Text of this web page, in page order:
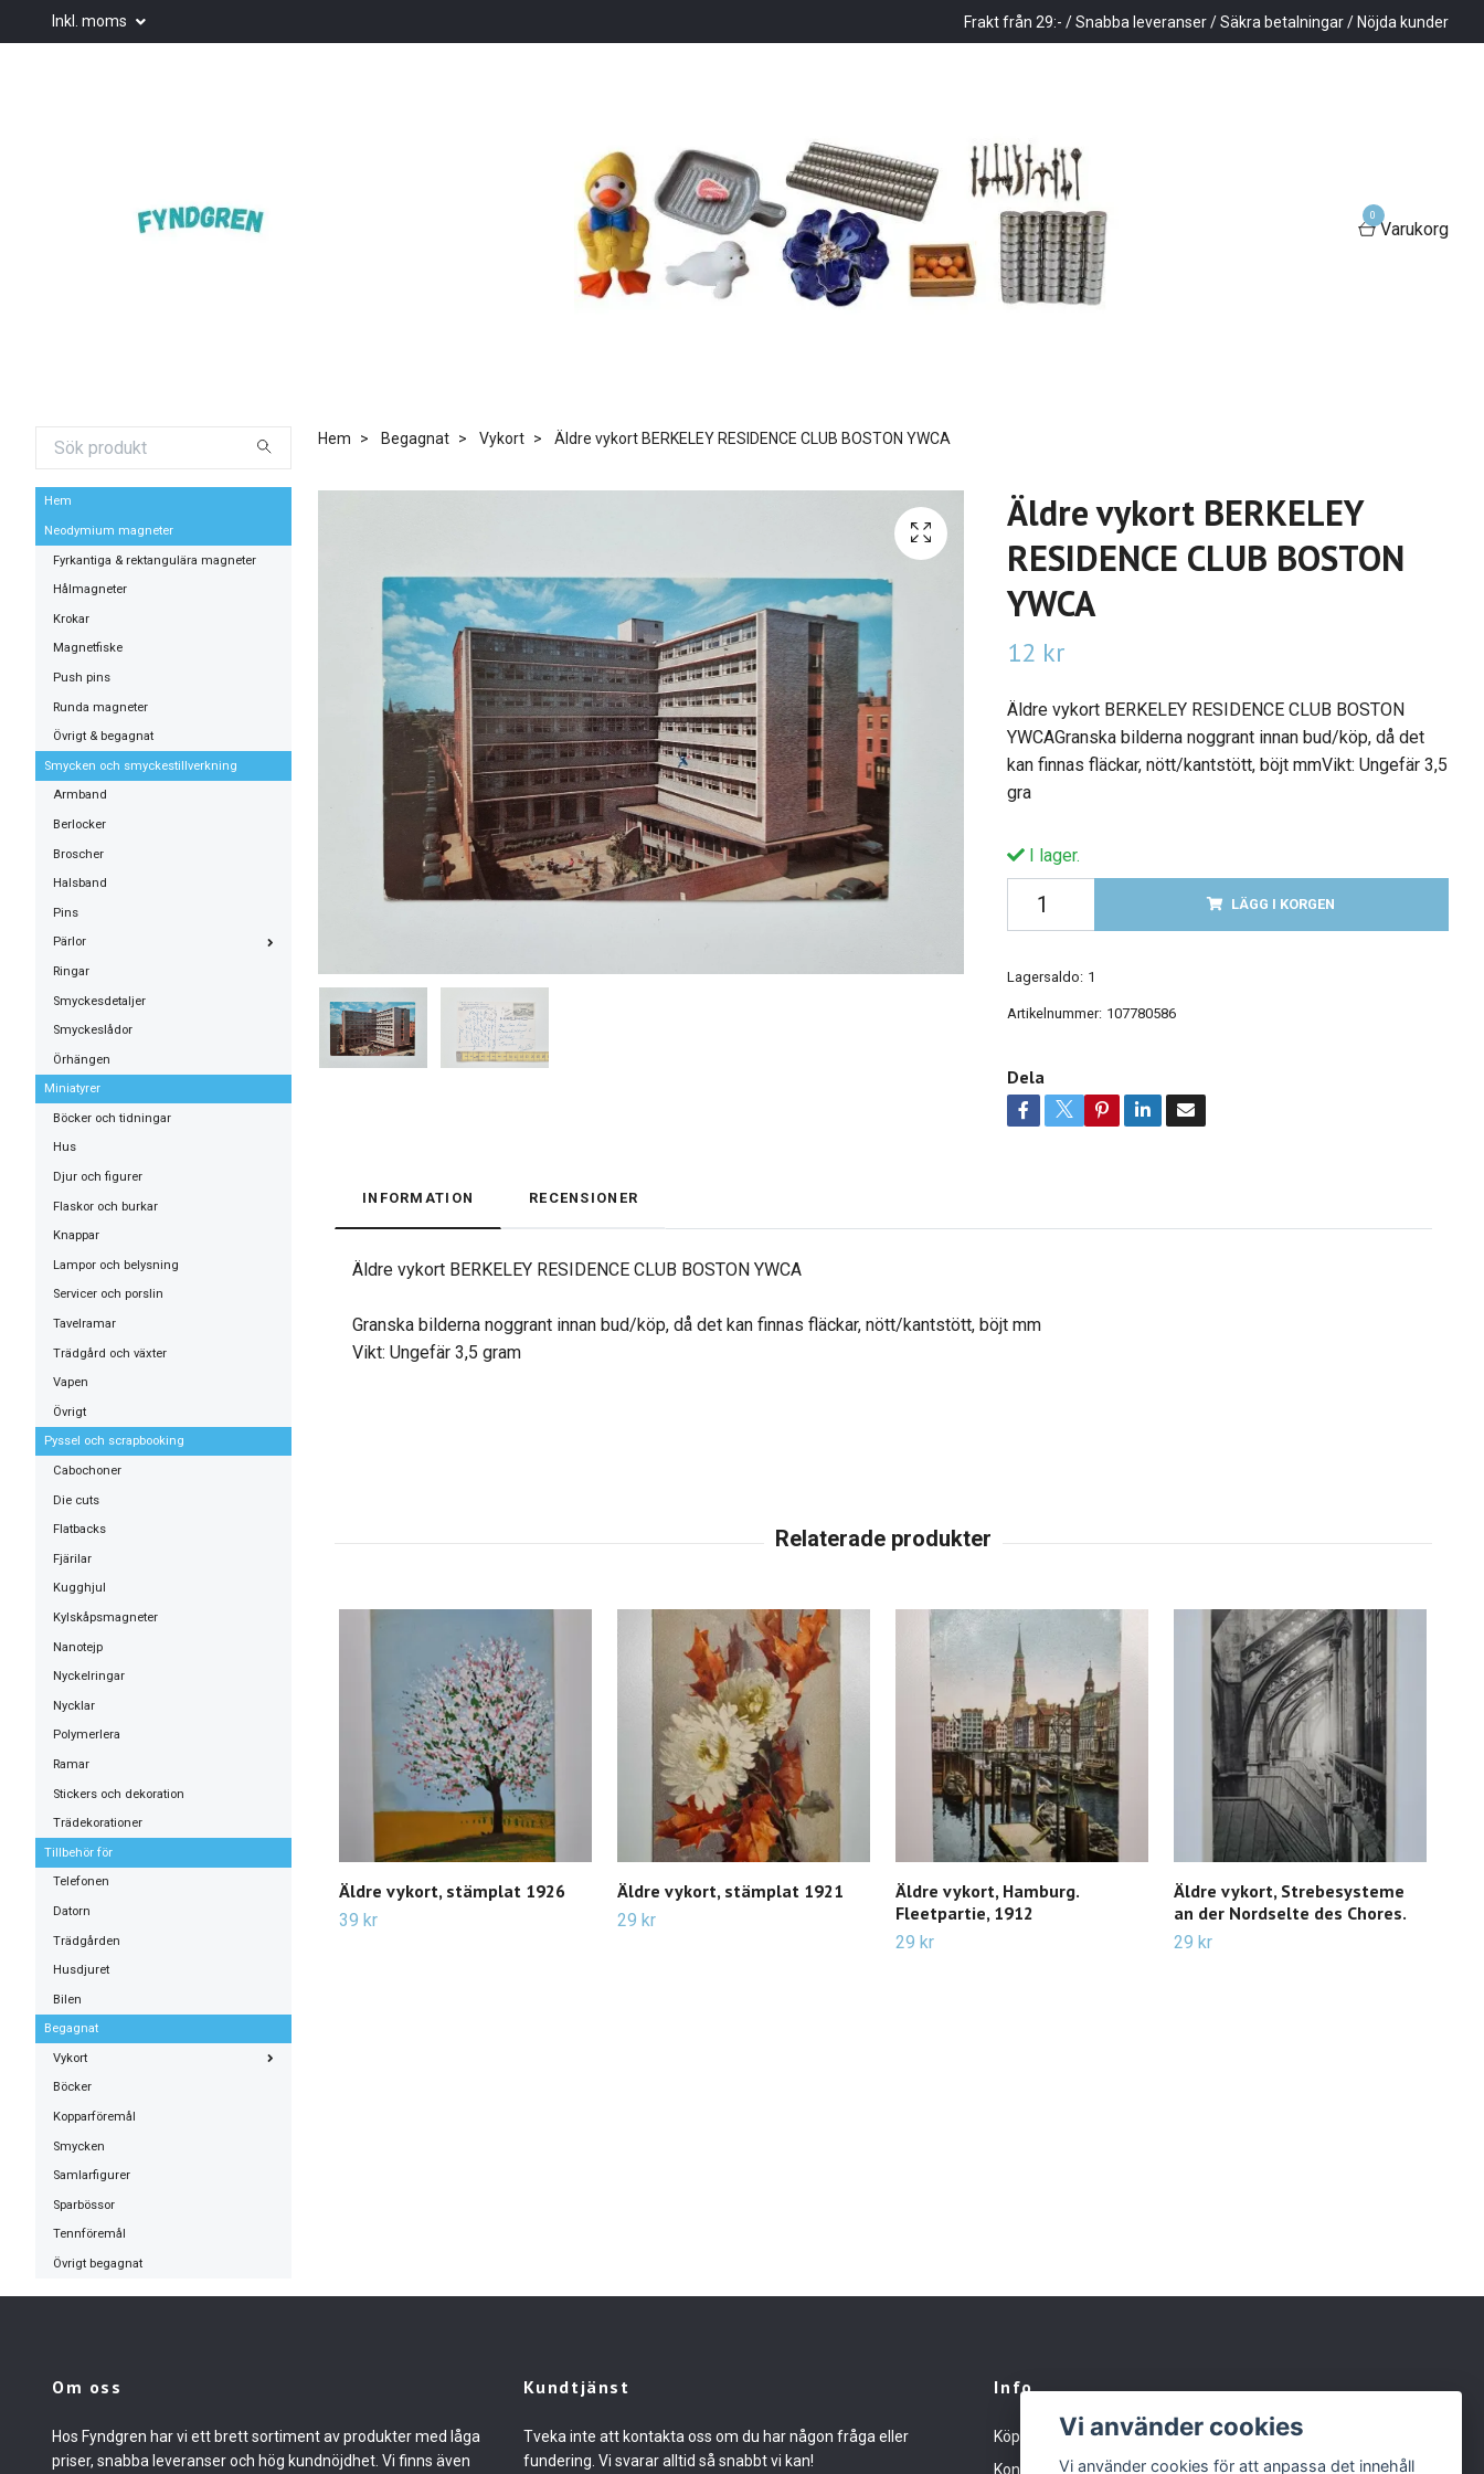
Inkl. moms Frakt från 29:- / Snabba leveranser / Säkra betalningar / Nöjda kunder
0
Varukorg
Hem
Neodymium magneter
Fyrkantiga & rektangulära magneter
Hålmagneter
Krokar
Magnetfiske
Push pins
Runda magneter
Övrigt & begagnat
Smycken och smyckestillverkning
Armband
Berlocker
Broscher
Halsband
Pins
Pärlor
Ringar
Smyckesdetaljer
Smyckeslådor
Örhängen
Miniatyrer
Böcker och tidningar
Hus
Djur och figurer
Flaskor och burkar
Knappar
Lampor och belysning
Servicer och porslin
Tavelramar
Trädgård och växter
Vapen
Övrigt
Pyssel och scrapbooking
Cabochoner
Die cuts
Flatbacks
Fjärilar
Kugghjul
Kylskåpsmagneter
Nanotejp
Nyckelringar
Nycklar
Polymerlera
Ramar
Stickers och dekoration
Trädekorationer
Tillbehör för
Telefonen
Datorn
Trädgården
Husdjuret
Bilen
Begagnat
Vykort
Böcker
Kopparföremål
Smycken
Samlarfigurer
Sparbössor
Tennföremål
Övrigt begagnat
Hem Begagnat Vykort Äldre vykort BERKELEY RESIDENCE CLUB BOSTON YWCA
Äldre vykort BERKELEY
RESIDENCE CLUB BOSTON
YWCA
12 kr
Äldre vykort BERKELEY RESIDENCE CLUB BOSTON
YWCAGranska bilderna noggrant innan bud/köp, då det
kan finnas fläckar, nött/kantstött, böjt mmVikt: Ungefär 3,5
gra
I lager.
LÄGG I KORGEN
Lagersaldo: 1
Artikelnummer: 107780586
Dela
INFORMATION RECENSIONER
Äldre vykort BERKELEY RESIDENCE CLUB BOSTON YWCA
Granska bilderna noggrant innan bud/köp, då det kan finnas fläckar, nött/kantstött, böjt mm
Vikt: Ungefär 3,5 gram
Äldre vykort, stämplat 1926
39 kr
Äldre vykort, stämplat 1921
29 kr
Äldre vykort, Hamburg.
Fleetpartie, 1912
29 kr
Äldre vykort, Strebesysteme
an der Nordselte des Chores.
29 kr
Om oss
Hos Fyndgren har vi ett brett sortiment av produkter med låga
priser, snabba leveranser och hög kundnöjdhet. Vi finns även
Kundtjänst
Tveka inte att kontakta oss om du har någon fråga eller
fundering. Vi svarar alltid så snabbt vi kan!
Info
Köpvillkor
Kontakt
Vi använder cookies
Vi använder cookies för att anpassa det innehåll